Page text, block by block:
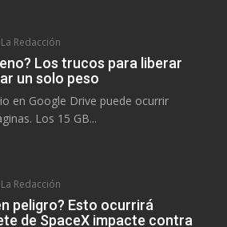
La Redacción
Los trucos para liberar
un solo peso
en Google Drive puede ocurrir
Los 15 GB...
La Redacción
peligro? Esto ocurrirá
de SpaceX impacte contra